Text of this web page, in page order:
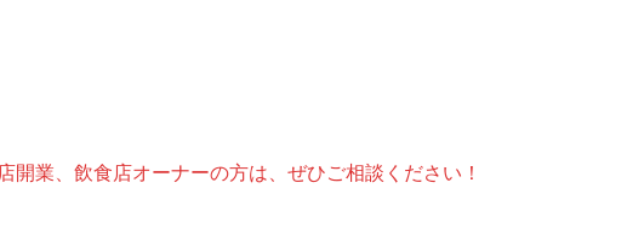
業、飲食店オーナーの方は、ぜひご相談ください！